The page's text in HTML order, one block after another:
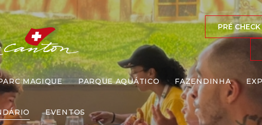
PRÉ
MAGIQUE PARQUE AQUÁTICO FAZENDINHA
EVENTOS
Recreação